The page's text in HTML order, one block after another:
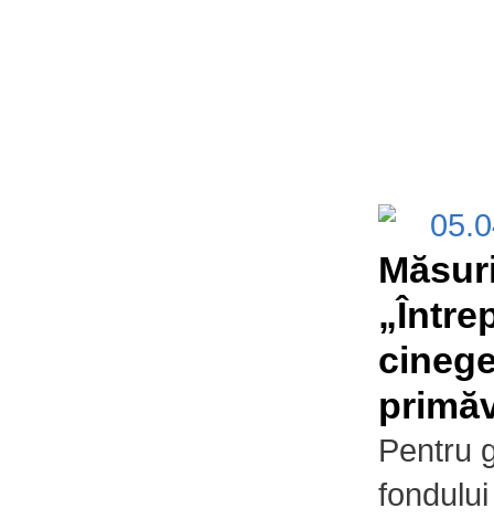
Pentru